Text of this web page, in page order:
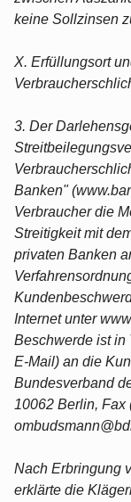
keine Sollzinsen
X. Erfüllungsort
3. Der
Banken"
Verbraucher die
Streitigkeit mit
privaten Banken
Internet unter
Beschwerde ist in
E-Mail) an die
Bundesverband
10062 Berlin, Fax
Nach Erbringung
erklärte die